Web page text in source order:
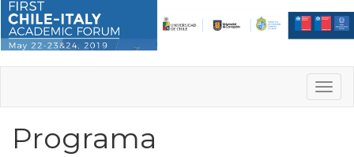
Pasar
contenido
principal
Programa